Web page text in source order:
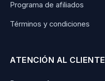
Programa de afiliados
Términos y condiciones
ATENCIÓN AL CLIENTE